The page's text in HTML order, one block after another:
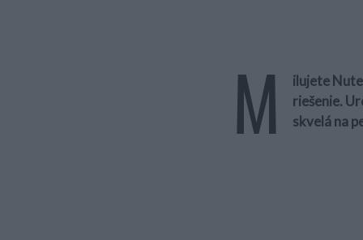
M
ilujete
riešenie.
skvelá na